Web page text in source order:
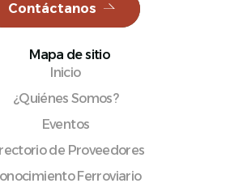
Contáctanos
Mapa de sitio
Inicio
¿Quiénes Somos?
Eventos
de Proveedores
Ferroviario